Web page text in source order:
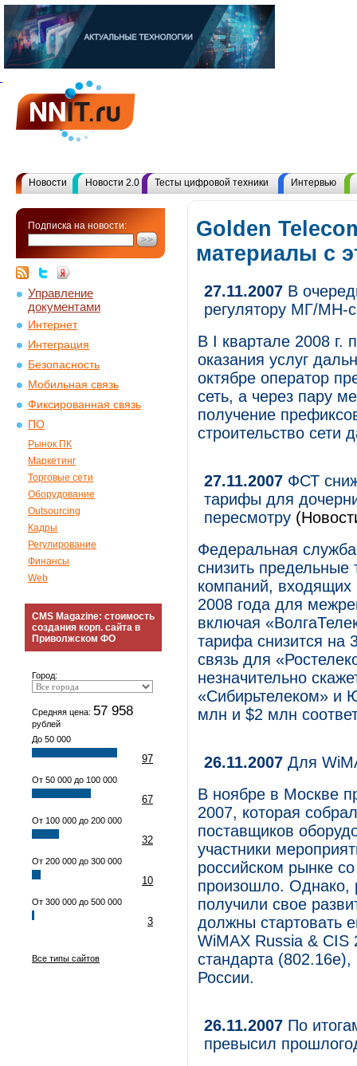
Новости Новости 2.0 Тесты цифровой техники Интервью
Подписка на новости:
Управление
документами
Интернет
Интеграция
Безопасность
Мобильная связь
Фиксированная связь
ПО
Рынок ПК
Маркетинг
Торговые сети
Оборудование
Outsourcing
Кадры
Регулирование
Финансы
Web
CMS Magazine: стоимость
создания корп. сайта в
Приволжском ФО
Город:
Средняя цена: 57 958
рублей
До 50 000
97
От 50 000 до 100 000
67
От 100 000 до 200 000
32
От 200 000 до 300 000
10
От 300 000 до 500 000
3
Все типы сайтов
Golden
материалы с
27.11.2007 В
регулятору МГ/МН-
В I квартале 2008 г.
оказания услуг
октябре оператор
сеть, а через пару
получение
строительство сети
27.11.2007 ФСТ
тарифы для
пересмотру
Федеральная
снизить
компаний, входящих
2008 года для
включая
тарифа снизится
связь для
незначительно
«Сибирьтелеком» и
млн и $2 млн
26.11.2007 Для
В ноябре в Москве
2007, которая
поставщиков
участники
российском рынке
произошло. Однако,
получили свое
должны стартовать
WiMAX Russia & CIS
стандарта
России.
26.11.2007 По
превысил